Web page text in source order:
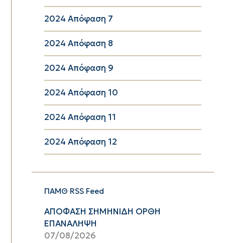
2024 Απόφαση 7
2024 Απόφαση 8
2024 Απόφαση 9
2024 Απόφαση 10
2024 Απόφαση 11
2024 Απόφαση 12
ΠΑΜΘ RSS Feed
ΑΠΟΦΑΣΗ ΣΗΜΗΝΙΔΗ ΟΡΘΗ
ΕΠΑΝΑΛΗΨΗ
07/08/2026